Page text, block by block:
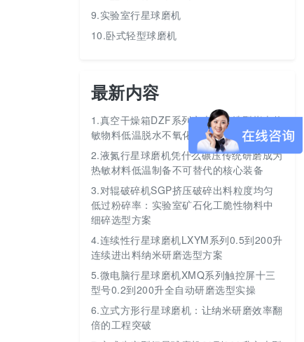
9.实验室行星球磨机
10.卧式轻型球磨机
最新内容
1.真空干燥箱DZF系列六大型号选型指南热
敏物料低温脱水不氧化
2.液氮行星球磨机凭什么碾压传统研磨成为
热敏材料低温制备不可替代的核心装备
3.对辊破碎机SGP挤压破碎出料粒度均匀
低过粉碎率：实验室矿石化工脆性物料中
细碎选型方案
4.连续性行星球磨机LXYM系列0.5到200升
连续进出料纳米研磨选型方案
5.微电脑行星球磨机XMQ系列触控屏十三
型号0.2到200升全自动研磨选型实操
6.立式方形行星球磨机：让纳米研磨效率翻
倍的工程突破